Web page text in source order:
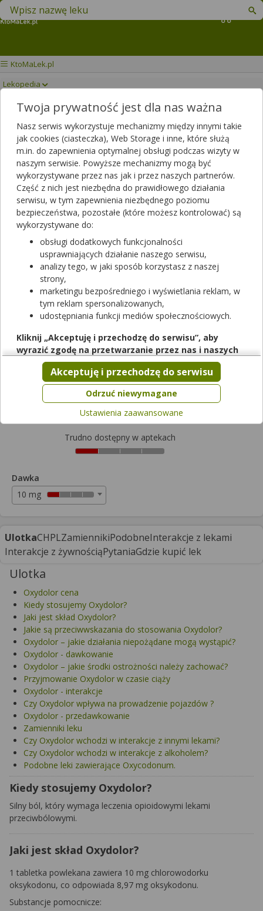
Koszyk
Znajdź lek w swojej okolicy
KtoMaLek.pl
Lekopedia
OXYDOLOR Drukuj/Zapisz
Oxydolor
tabletki o przedłużonym uwalnianiu|10 mg
lek na receptę z kopią|refundowany|65+|Dziecko
Rezerwuj
od 0,00 zł do 41,16 zł
Wybierz odpłatność
41,16zł
Trudno dostępny w aptekach
Dawka
10 mg
UlotkaCHPLZamiennikiPodobneInterakcje z lekami
Interakcje z żywnościąPytaniaGdzie kupić lek
Ulotka
Oxydolor cena
Kiedy stosujemy Oxydolor?
Jaki jest skład Oxydolor?
Jakie są przeciwwskazania do stosowania Oxydolor?
Oxydolor – jakie działania niepożądane mogą wystąpić?
Oxydolor - dawkowanie
Oxydolor – jakie środki ostrożności należy zachować?
Przyjmowanie Oxydolor w czasie ciąży
Oxydolor - interakcje
Czy Oxydolor wpływa na prowadzenie pojazdów ?
Oxydolor - przedawkowanie
Zamienniki leku
Czy Oxydolor wchodzi w interakcje z innymi lekami?
Czy Oxydolor wchodzi w interakcje z alkoholem?
Podobne leki zawierające Oxycodonum.
Kiedy stosujemy Oxydolor?
Silny ból, który wymaga leczenia opioidowymi lekami
przeciwbólowymi.
Jaki jest skład Oxydolor?
1 tabletka powlekana zawiera 10 mg chlorowodorku
oksykodonu, co odpowiada 8,97 mg oksykodonu.
Substancje pomocnicze:
Twoja prywatność jest dla nas ważna
Nasz serwis wykorzystuje mechanizmy między innymi takie
jak cookies (ciasteczka), Web Storage i inne, które służą
m.in. do zapewnienia optymalnej obsługi podczas wizyty w
naszym serwisie. Powyższe mechanizmy mogą być
wykorzystywane przez nas jak i przez naszych partnerów.
Część z nich jest niezbędna do prawidłowego działania
serwisu, w tym zapewnienia niezbędnego poziomu
bezpieczeństwa, pozostałe (które możesz kontrolować) są
wykorzystywane do:
obsługi dodatkowych funkcjonalności
usprawniających działanie naszego serwisu,
analizy tego, w jaki sposób korzystasz z naszej
strony,
marketingu bezpośredniego i wyświetlania reklam, w
tym reklam spersonalizowanych,
udostępniania funkcji mediów społecznościowych.
Kliknij „Akceptuję i przechodzę do serwisu”, aby
wyrazić zgodę na przetwarzanie przez nas i naszych
partnerów Twoich danych w powyższych celach.
Pamiętaj, że wyrażenie zgody jest dobrowolne, a wyrażoną
zgodę możesz w każdej chwili cofnąć, możesz też wycofać
zgodę na przetwarzanie Twoich danych tylko w niektórych
celach. Jeżeli chcesz dowiedzieć się więcej lub chcesz
dokonać za pomocą „Ustawień zaawansowanych”.
Serwisu
Odrzuć niewymagane
Akceptuję i przechodzę do serwisu
Ustawienia zaawansowane